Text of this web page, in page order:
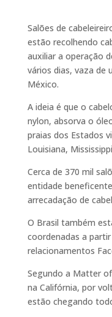
Salões de
estão recolhendo
auxiliar a operação
vários dias, vaza de
México.
A ideia é que o
nylon, absorva o
praias dos Estados
Louisiana,
Cerca de 370 mil
entidade
arrecadação de
O Brasil também
coordenadas a
relacionamentos
Segundo a Matter
na Califórnia, por
estão chegando